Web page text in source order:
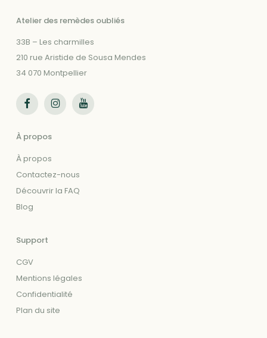
Atelier des remèdes oubliés
33B – Les charmilles
210 rue Aristide de Sousa Mendes
34 070 Montpellier
Suivez-nous sur FacebookSuivez-nous sur InstagramSuivez-nous sur Youtube
À propos
À propos
Contactez-nous
Découvrir la FAQ
Blog
Support
CGV
Mentions légales
Confidentialité
Plan du site